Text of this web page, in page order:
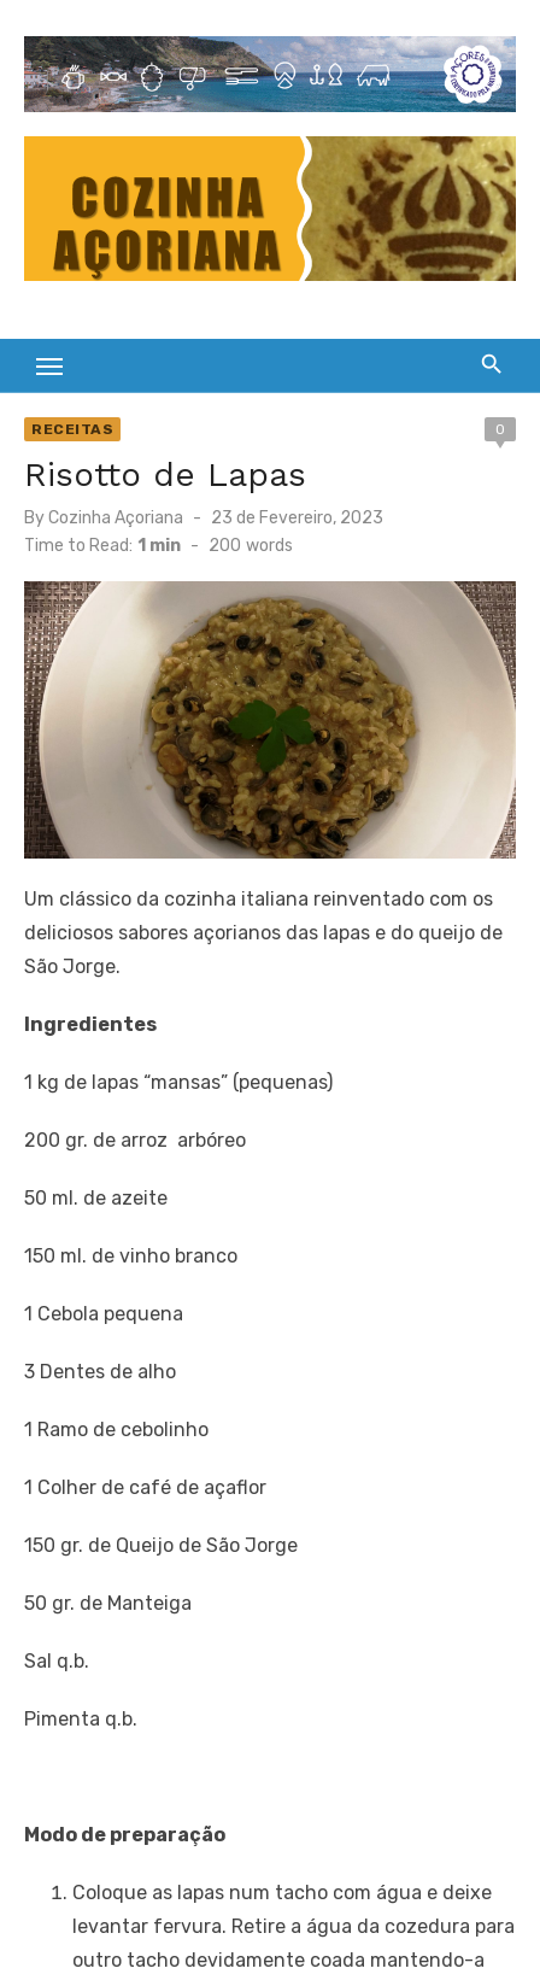
content
Cultura Gastronómica dos Açores
RECEITAS 0
Risotto de Lapas
ByCozinha Açoriana
Posted
on
23 de Fevereiro, 2023
Time to Read: 1 min - 200 words
Um clássico da cozinha italiana reinventado com os
deliciosos sabores açorianos das lapas e do queijo de
São Jorge.
Ingredientes
1 kg de lapas “mansas” (pequenas)
200 gr. de arroz arbóreo
50 ml. de azeite
150 ml. de vinho branco
1 Cebola pequena
3 Dentes de alho
1 Ramo de cebolinho
1 Colher de café de açaflor
150 gr. de Queijo de São Jorge
50 gr. de Manteiga
Sal q.b.
Pimenta q.b.
Modo de preparação
Coloque as lapas num tacho com água e deixe
levantar fervura. Retire a água da cozedura para
outro tacho devidamente coada mantendo-a